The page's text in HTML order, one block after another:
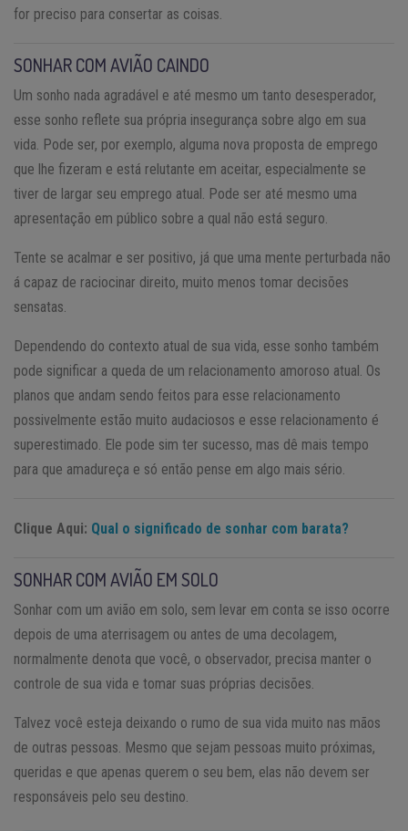
for preciso para consertar as coisas.
SONHAR COM AVIÃO CAINDO
Um sonho nada agradável e até mesmo um tanto desesperador,
esse sonho reflete sua própria insegurança sobre algo em sua
vida. Pode ser, por exemplo, alguma nova proposta de emprego
que lhe fizeram e está relutante em aceitar, especialmente se
tiver de largar seu emprego atual. Pode ser até mesmo uma
apresentação em público sobre a qual não está seguro.
Tente se acalmar e ser positivo, já que uma mente perturbada não
á capaz de raciocinar direito, muito menos tomar decisões
sensatas.
Dependendo do contexto atual de sua vida, esse sonho também
pode significar a queda de um relacionamento amoroso atual. Os
planos que andam sendo feitos para esse relacionamento
possivelmente estão muito audaciosos e esse relacionamento é
superestimado. Ele pode sim ter sucesso, mas dê mais tempo
para que amadureça e só então pense em algo mais sério.
Clique Aqui: Qual o significado de sonhar com barata?
SONHAR COM AVIÃO EM SOLO
Sonhar com um avião em solo, sem levar em conta se isso ocorre
depois de uma aterrisagem ou antes de uma decolagem,
normalmente denota que você, o observador, precisa manter o
controle de sua vida e tomar suas próprias decisões.
Talvez você esteja deixando o rumo de sua vida muito nas mãos
de outras pessoas. Mesmo que sejam pessoas muito próximas,
queridas e que apenas querem o seu bem, elas não devem ser
responsáveis pelo seu destino.